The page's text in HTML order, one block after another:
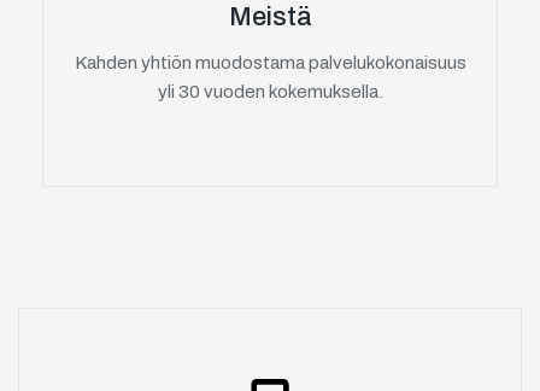
Meistä
Kahden yhtiön muodostama palvelukokonaisuus
yli 30 vuoden kokemuksella.